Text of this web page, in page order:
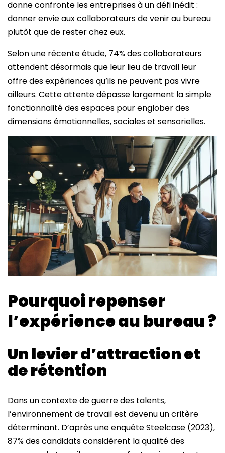
donne confronte les entreprises à un défi inédit :
donner envie aux collaborateurs de venir au bureau
plutôt que de rester chez eux.
Selon une récente étude, 74% des collaborateurs
attendent désormais que leur lieu de travail leur
offre des expériences qu’ils ne peuvent pas vivre
ailleurs. Cette attente dépasse largement la simple
fonctionnalité des espaces pour englober des
dimensions émotionnelles, sociales et sensorielles.
Pourquoi repenser
l’expérience au bureau ?
Un levier d’attraction et
de rétention
Dans un contexte de guerre des talents,
l’environnement de travail est devenu un critère
déterminant. D’après une enquête Steelcase (2023),
87% des candidats considèrent la qualité des